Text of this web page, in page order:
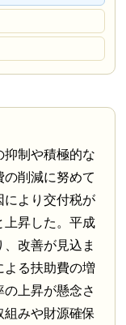
抑制や積極的な
削減に努めて
により交付税が
上昇した。平成
改善が見込ま
よる扶助費の増
上昇が懸念さ
みや財源確保